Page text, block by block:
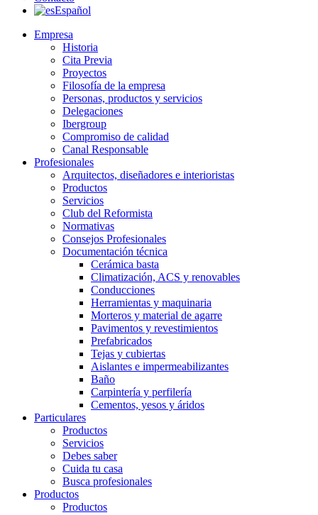
Español
Empresa
Historia
Cita Previa
Proyectos
Filosofía de la empresa
Personas, productos y servicios
Delegaciones
Ibergroup
Compromiso de calidad
Canal Responsable
Profesionales
Arquitectos, diseñadores e interioristas
Productos
Servicios
Club del Reformista
Normativas
Consejos Profesionales
Documentación técnica
Cerámica basta
Climatización, ACS y renovables
Conducciones
Herramientas y maquinaria
Morteros y material de agarre
Pavimentos y revestimientos
Prefabricados
Tejas y cubiertas
Aislantes e impermeabilizantes
Baño
Carpintería y perfilería
Cementos, yesos y áridos
Particulares
Productos
Servicios
Debes saber
Cuida tu casa
Busca profesionales
Productos
Productos